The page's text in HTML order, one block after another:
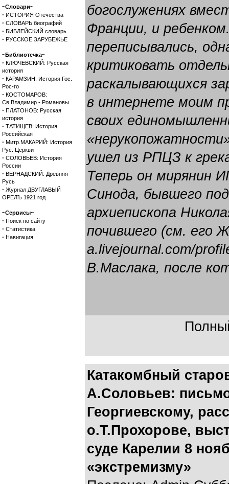
~Словари~
· ИСТОРИЯ Отечества
· СЛОВАРЬ биографий
· БИБЛЕЙСКИЙ словарь
· РУССКОЕ ЗАРУБЕЖЬЕ
~Библиотечка~
· КЛЮЧЕВСКИЙ: Русская
история
· КАРАМЗИН: История Гос.
Рос-го
· КОСТОМАРОВ:
Св.Владимир - Романовы
· ПЛАТОНОВ: Русская
история
· ТАТИЩЕВ: История
Российская
· Митр.МАКАРИЙ: История
Рус. Церкви
· СОЛОВЬЕВ: История
России
· ВЕРНАДСКИЙ: Древняя
Русь
· Журнал ДВУГЛАВЫЙ
ОРЕЛЪ 1921 год
~Сервисы~
· Поиск по сайту
· Статистика
· Навигация
богослужениях
Франции, и
переписывались,
критиковать
раскалывающихся
в интернете моим
своих
ушел из РПЦЗ к
Теперь он мирянин
Синода, бывшего
архиепископа
почившего (см. его
a.livejournal.com/
В.Маслака, после
Катакомбный
А.Соловьев:
Георгиевскому,
о.Т.Прохорове,
суде Карелии 8
«экстремизму»